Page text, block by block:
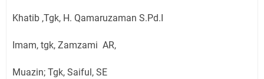
Khatib ,Tgk, H. Qamaruzaman S.Pd.I
Imam, tgk, Zamzami AR,
Muazin; Tgk, Saiful, SE